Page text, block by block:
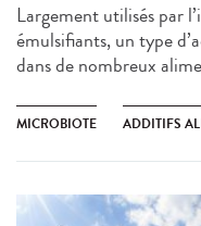
Largement utilisés par
émulsifiants, un type
dans de nombreux
MICROBIOTE ADDITIFS